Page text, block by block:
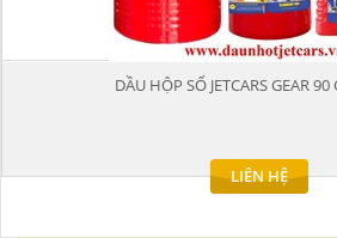
DẦU HỘP SỐ JETCARS GEAR
LIÊN HỆ